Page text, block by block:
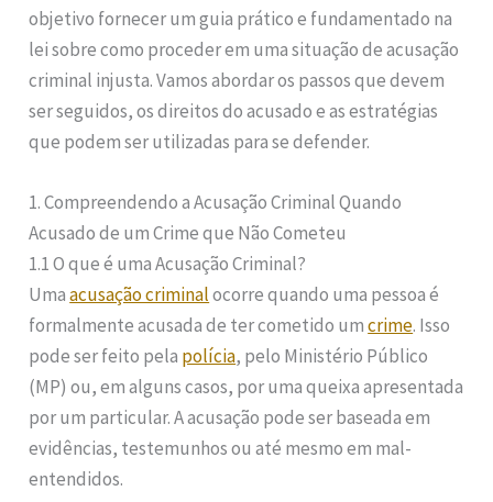
objetivo fornecer um guia prático e fundamentado na
lei sobre como proceder em uma situação de acusação
criminal injusta. Vamos abordar os passos que devem
ser seguidos, os direitos do acusado e as estratégias
que podem ser utilizadas para se defender.
1. Compreendendo a Acusação Criminal Quando
Acusado de um Crime que Não Cometeu
1.1 O que é uma Acusação Criminal?
Umaacusação criminalocorre quando uma pessoa é
formalmente acusada de ter cometido umcrime. Isso
pode ser feito pela polícia, pelo Ministério Público
(MP) ou, em alguns casos, por uma queixa apresentada
por um particular. A acusação pode ser baseada em
evidências, testemunhos ou até mesmo em mal-
entendidos.